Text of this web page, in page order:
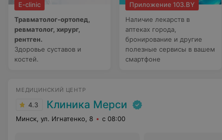
E-clinic
Травматолог-ортопед,
ревматолог, хирург,
рентген.
Здоровье суставов и
костей.
Приложение 103.BY
Наличие лекарств в
аптеках города,
бронирование и другие
полезные сервисы в вашем
смартфоне
МЕДИЦИНСКИЙ ЦЕНТР
4.3 Клиника Мерси
Минск, ул. Игнатенко, 8 с 08:00